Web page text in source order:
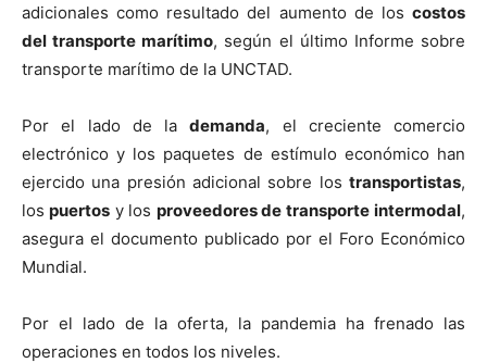
adicionales como resultado del aumento de los costos
del transporte marítimo, según el último Informe sobre
transporte marítimo de la UNCTAD.
Por el lado de lademanda, el creciente comercio
electrónico y los paquetes de estímulo económico han
ejercido una presión adicional sobre los transportistas,
lospuertos y los proveedores de transporte intermodal,
asegura el documento publicado por el Foro Económico
Mundial.
Por el lado de la oferta, la pandemia ha frenado las
operaciones en todos los niveles.